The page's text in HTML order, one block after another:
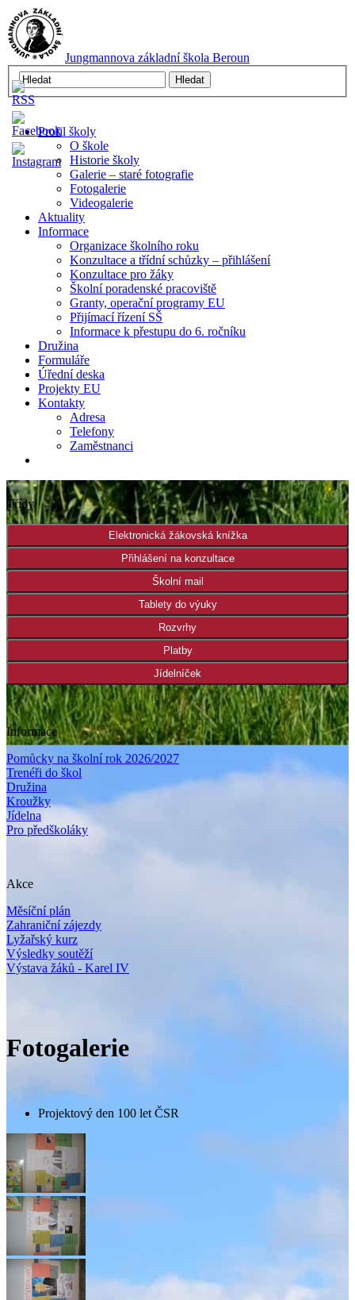
Jungmannova základní škola Beroun
Profil školy
O škole
Historie školy
Galerie – staré fotografie
Fotogalerie
Videogalerie
Aktuality
Informace
Organizace školního roku
Konzultace a třídní schůzky – přihlášení
Konzultace pro žáky
Školní poradenské pracoviště
Granty, operační programy EU
Přijímací řízení SŠ
Informace k přestupu do 6. ročníku
Družina
Formuláře
Úřední deska
Projekty EU
Kontakty
Adresa
Telefony
Zaměstnanci
Třídy
Elektronická žákovská knížka
Přihlášení na konzultace
Školní mail
Tablety do výuky
Rozvrhy
Platby
Jídelníček
Informace
Pomůcky na školní rok 2026/2027
Trenéři do škol
Družina
Kroužky
Jídelna
Pro předškoláky
Akce
Měsíční plán
Zahraniční zájezdy
Lyžařský kurz
Výsledky soutěží
Výstava žáků - Karel IV
Fotogalerie
Projektový den 100 let ČSR